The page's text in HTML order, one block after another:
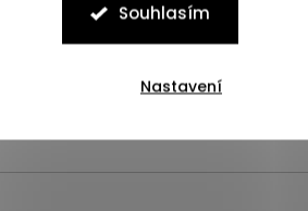
Souhlasím
Nastavení